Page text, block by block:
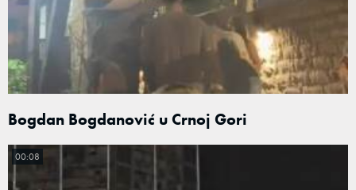
Bogdan Bogdanović u Crnoj Gori
00:08